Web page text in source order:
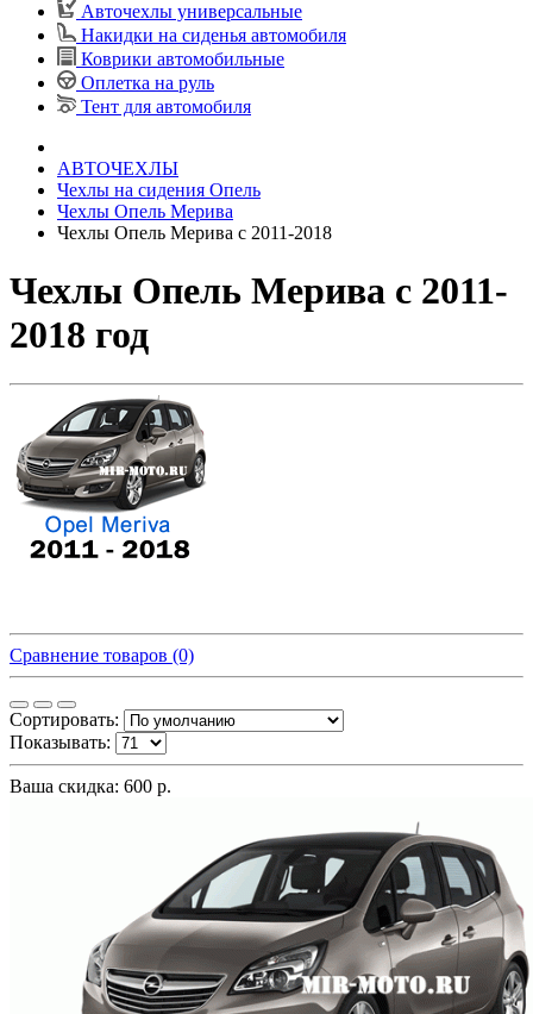
Авточехлы универсальные
Накидки на сиденья автомобиля
Коврики автомобильные
Оплетка на руль
Тент для автомобиля
АВТОЧЕХЛЫ
Чехлы на сидения Опель
Чехлы Опель Мерива
Чехлы Опель Мерива с 2011-2018
Чехлы Опель Мерива с 2011-
2018 год
Сравнение товаров (0)
Сортировать:
Показывать:
Ваша скидка: 600 р.